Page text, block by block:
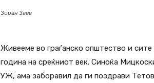
Зоран Заев
Живееме во граѓанско општество и
година на среќниот век. Синоќа
УЖ, ама заборавил да ги поздрави